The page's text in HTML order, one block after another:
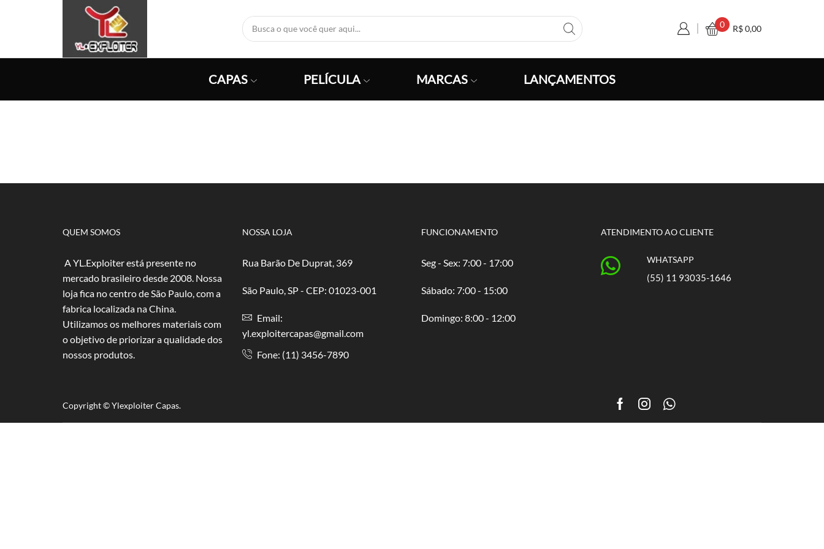
0 R$0,00
CAPAS PELÍCULA MARCAS LANÇAMENTOS
QUEM SOMOS
A YL.Exploiter está presente no
mercado brasileiro desde 2008. Nossa
loja fica no centro de São Paulo, com a
fabrica localizada na China.
Utilizamos os melhores materiais com
o objetivo de priorizar a qualidade dos
nossos produtos.
NOSSA LOJA
Rua Barão De Duprat, 369
São Paulo, SP - CEP: 01023-001
Email:
yl.exploitercapas@gmail.com
Fone: (11) 3456-7890
FUNCIONAMENTO
Seg - Sex: 7:00 - 17:00
​​Sábado: 7:00 - 15:00
​Domingo: 8:00 - 12:00
ATENDIMENTO AO CLIENTE
WHATSAPP
(55) 11 93035-1646
Copyright © Ylexploiter Capas. Facebook
InstagramWhatsapp